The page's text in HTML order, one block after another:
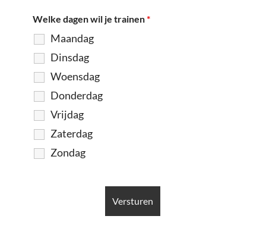
Welke dagen wil je trainen*
Maandag
Dinsdag
Woensdag
Donderdag
Vrijdag
Zaterdag
Zondag